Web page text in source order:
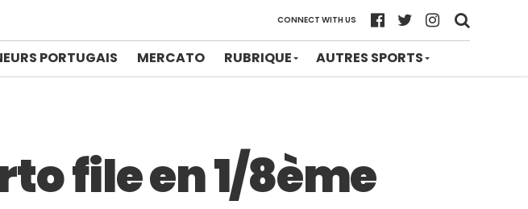
CONNECT WITH US
PORTUGAIS MERCATO RUBRIQUE AUTRES SPORTS
file en 1/8ème